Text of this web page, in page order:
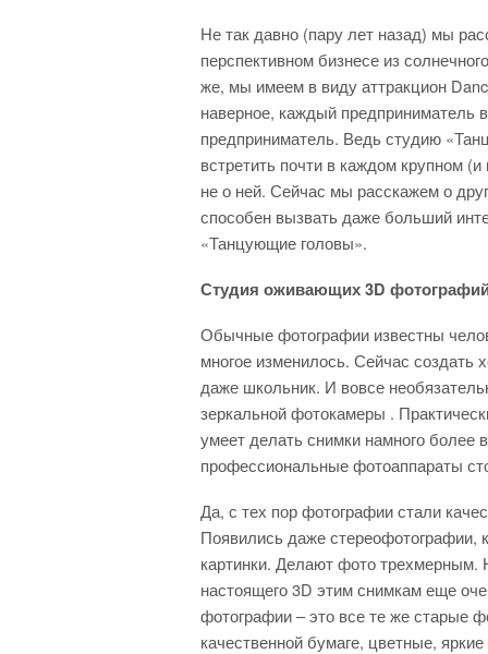
Не так давно (пару лет назад) мы
перспективном бизнесе из
же, мы имеем в виду аттракцион
наверное, каждый предприниматель
предприниматель. Ведь студию
встретить почти в каждом крупном
не о ней. Сейчас мы расскажем о
способен вызвать даже больший
«Танцующие головы».
Студия оживающих 3D
Обычные фотографии известны
многое изменилось. Сейчас
даже школьник. И вовсе
зеркальной фотокамеры .
умеет делать снимки намного более
профессиональные фотоаппараты
Да, с тех пор фотографии стали
Появились даже стереофотографии,
картинки. Делают фото
настоящего 3D этим снимкам еще
фотографии – это все те же старые
качественной бумаге, цветные,